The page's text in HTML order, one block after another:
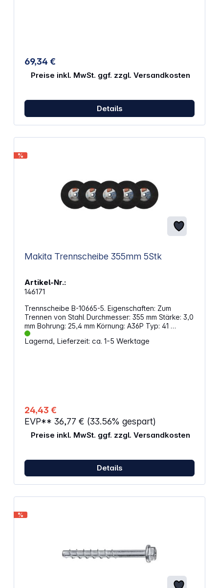
69,34 €
Preise inkl. MwSt. ggf. zzgl. Versandkosten
Details
%
Makita Trennscheibe 355mm 5Stk
Artikel-Nr.:
146171
Trennscheibe B-10665-5. Eigenschaften: Zum
Trennen von Stahl Durchmesser: 355 mm Stärke: 3,0
mm Bohrung: 25,4 mm Körnung: A36P Typ: 41
Anzahl: 5 Stück
Lagernd, Lieferzeit: ca. 1-5 Werktage
24,43 €
EVP** 36,77 € (33.56% gespart)
Preise inkl. MwSt. ggf. zzgl. Versandkosten
Details
%